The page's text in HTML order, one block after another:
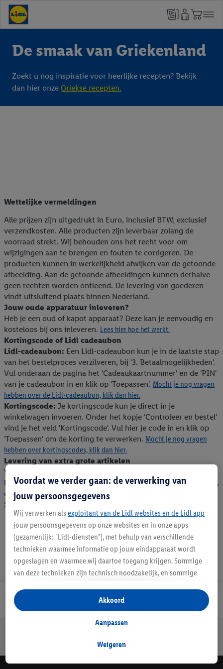
De smaak van Griekenland
Zoekt u nog inspiratie voor heerlijke recepten? Bekijk
dan hier onze Griekse recepten.
Wettelijke vermeldingen
Alle prijzen zijn uitgedrukt in Euro, inclusief BTW, exclusief
verzendkosten. Alle producten zijn leverbaar zolang de
voorraad strekt. Wij behouden ons het recht voor om
wijzigingen aan te brengen en fouten te corrigeren. De
producten kunnen in werkelijkheid afwijken van de getoonde
afbeelding. Aan de getoonde afbeeldingen kunnen derhalve
geen rechten worden ontleend. De levering van goederen
vindt uitsluitend plaats binnen Nederland.
Jouw oude apparatuur inleveren?
Heb je een oud of kapot apparaat? Deze kan je eenvoudig en
kosteloos bij ons inleveren. Lees hier hoe het werkt.
Kortingscode of Lidl cadeaubon
Lidl-cadeaubon: Een Lidl-cadeaubon kun je in de laatste stap
van het bestelproces verzilveren, bij '3. Betaalmogelijkheden'.
Vul onderaan de pagina het 'Cadeaukaartnummer' en de 'PIN'
van je cadeaubon in en klik op 'Toepassen'. Mocht je nog vragen
hebben over de Lidl-cadeaubon, klik dan hier.
Kortingscode: Je kortingscode kun je direct in je
winkelwagen invoeren. Onder het kopje 'Controleer en bestel'
vind je het veld 'Kortingscode'. Vul hier je code in en klik op
'Toepassen' om de korting te verwerken. Mocht je nog vragen
hebben over kortingscodes, klik dan hier.
Levering van extra grote artikelen
Voorafgaand aan de levering ontvang je een e-mail om een
bezorgafspraak in te plannen. Als je je mobiele nummer invult,
dan ontvang je op de leverdag een vooraankondiging per
SMS.
Lidl Nieuwsbrief
Veilig winkelen
Voordat we verder gaan: de verwerking van
jouw persoonsgegevens
Wij verwerken als exploitant van de Lidl websites en de Lidl app
jouw persoonsgegevens op onze websites en in onze apps
(gezamenlijk: "Lidl-diensten"), met behulp van verschillende
technieken waarmee informatie op jouw eindapparaat wordt
opgeslagen en waarmee wij daartoe toegang krijgen. Sommige
van deze technieken zijn technisch noodzakelijk, en sommige
opslaan van voorkeursinstellingen, het verzamelen en
analyseren van statistieken of voor het tonen van
gepersonaliseerde reclame binnen en buiten de Lidl-diensten.
gegevens over jouw aankoopgedrag in de winkel ook voor de
Weigeren
Aanpassen
Akkoord